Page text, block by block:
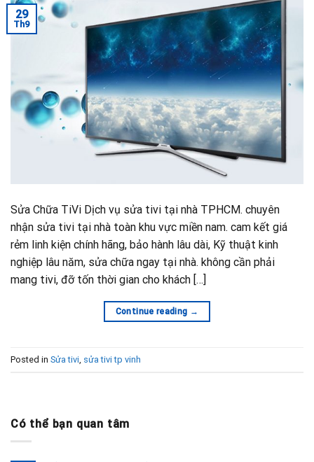
29
Th9
Sửa Chữa TiVi Dịch vụ sửa tivi tại nhà TPHCM. chuyên
nhận sửa tivi tại nhà toàn khu vực miền nam. cam kết giá
rẻm linh kiện chính hãng, bảo hành lâu dài, Kỹ thuật kinh
nghiệp lâu năm, sửa chữa ngay tại nhà. không cần phải
mang tivi, đỡ tốn thời gian cho khách […]
Continue reading →
Posted in Sửa tivi sửa tivi tp vinh
Có thể bạn quan tâm